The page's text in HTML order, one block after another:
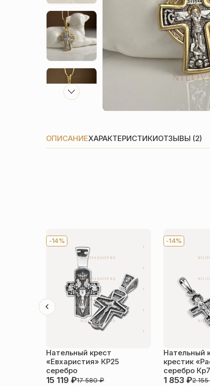
ОПИСАНИЕХАРАКТЕРИСТИКИОТЗЫВЫ (2)
-14%
Нательный крест
«Евхаристия» КР25
серебро
15 119₽17 580₽
-14%
Нательный
крестик
серебро
1 853 ₽2 155